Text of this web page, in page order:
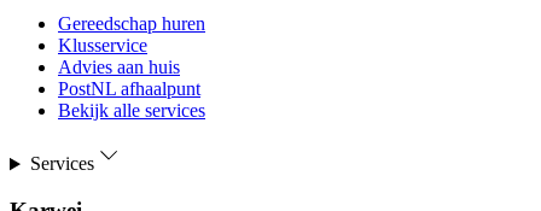
Gereedschap huren
Klusservice
Advies aan huis
PostNL afhaalpunt
Bekijk alle services
Services